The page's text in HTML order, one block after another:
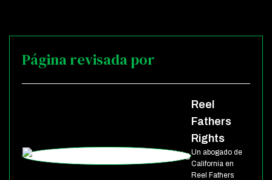
Página revisada por
Reel
Fathers
Rights
Un abogado de
California en
Reel Fathers